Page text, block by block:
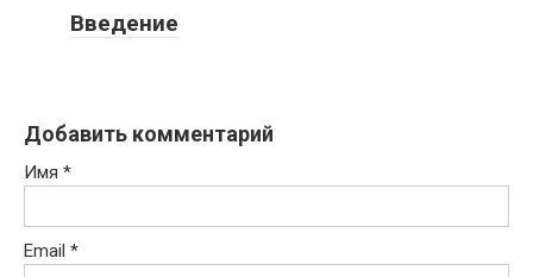
Введение
Добавить комментарий
Имя *
Email *